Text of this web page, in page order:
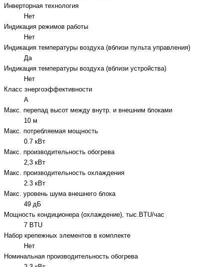
Инверторная технология
Нет
Индикация режимов работы
Нет
Индикация температуры воздуха (вблизи пульта управления)
Да
Индикация температуры воздуха (вблизи устройства)
Нет
Класс энергоэффективности
A
Макс. перепад высот между внутр. и внешним блоками
10 м
Макс. потребляемая мощность
0.7 кВт
Макс. производительность обогрева
2,3 кВт
Макс. производительность охлаждения
2.3 кВт
Макс. уровень шума внешнего блока
49 дБ
Мощность кондиционера (охлаждение), тыс.BTU/час
7 BTU
Набор крепежных элементов в комплекте
Нет
Номинальная производительность обогрева